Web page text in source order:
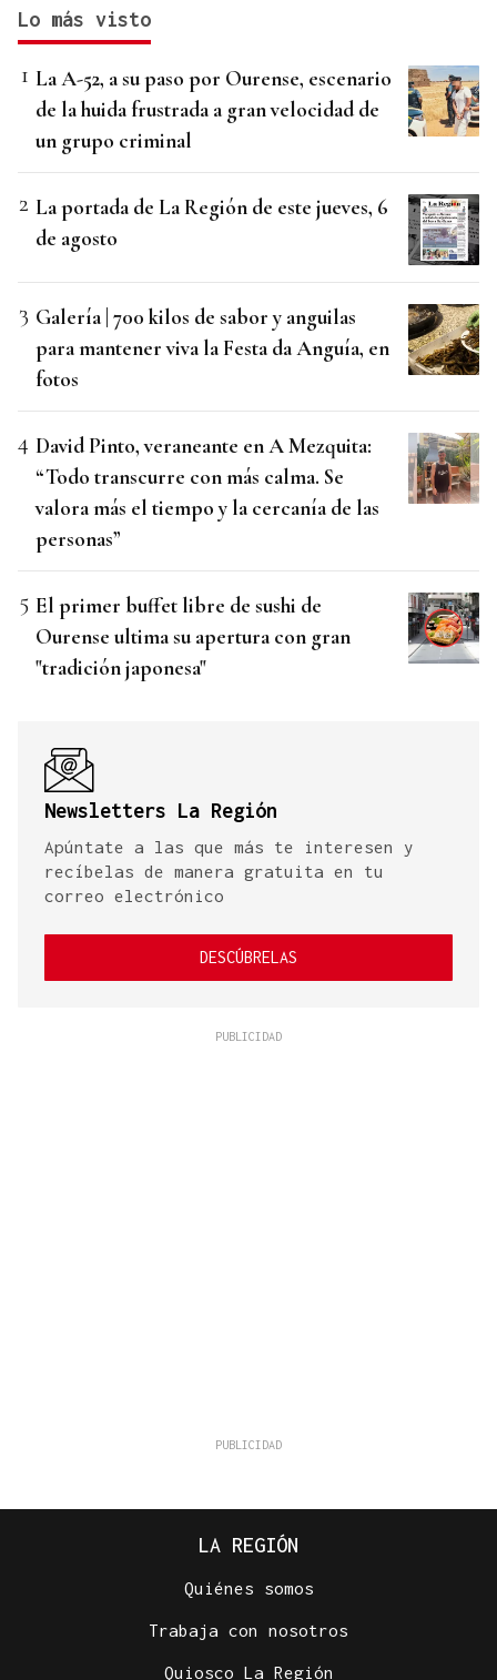
Lo más visto
La A-52, a su paso por Ourense, escenario
de la huida frustrada a gran velocidad de
un grupo criminal
La portada de La Región de este jueves, 6
de agosto
Galería | 700 kilos de sabor y anguilas
para mantener viva la Festa da Anguía, en
fotos
David Pinto, veraneante en A Mezquita:
“Todo transcurre con más calma. Se
valora más el tiempo y la cercanía de las
personas”
El primer buffet libre de sushi de
Ourense ultima su apertura con gran
"tradición japonesa"
Newsletters La Región
Apúntate a las que más te interesen y
recíbelas de manera gratuita en tu
correo electrónico
DESCÚBRELAS
LA REGIÓN
Quiénes somos
Trabaja con nosotros
Quiosco La Región